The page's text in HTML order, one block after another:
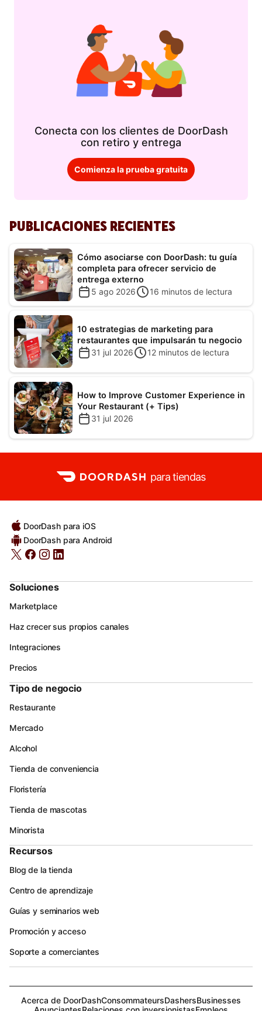
Conecta con los clientes de DoorDash
con retiro y entrega
Comienza la prueba gratuita
PUBLICACIONES RECIENTES
Cómo asociarse con DoorDash: tu guía
completa para ofrecer servicio de
entrega externo
5 ago 2026
16 minutos de lectura
10 estrategias de marketing para
restaurantes que impulsarán tu negocio
31 jul 2026
12 minutos de lectura
How to Improve Customer Experience in
Your Restaurant (+ Tips)
31 jul 2026
para tiendas
DoorDash para iOS
DoorDash para Android
Soluciones
Marketplace
Haz crecer sus propios canales
Integraciones
Precios
Tipo de negocio
Restaurante
Mercado
Alcohol
Tienda de conveniencia
Floristería
Tienda de mascotas
Minorista
Recursos
Blog de la tienda
Centro de aprendizaje
Guías y seminarios web
Promoción y acceso
Soporte a comerciantes
Acerca de DoorDashConsommateursDashersBusinesses